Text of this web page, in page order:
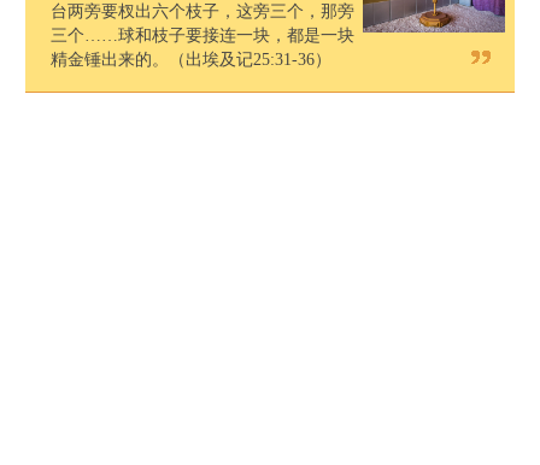
台两旁要杈出六个枝子，这旁三个，那旁
三个……球和枝子要接连一块，都是一块
精金锤出来的。（出埃及记25:31-36）